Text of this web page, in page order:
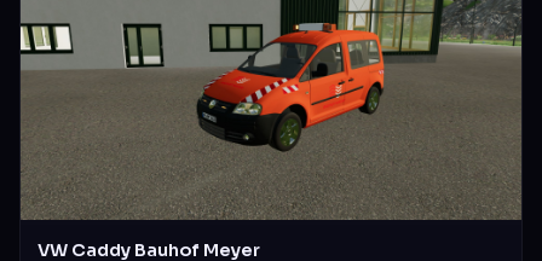
VW Caddy Bauhof Meyer